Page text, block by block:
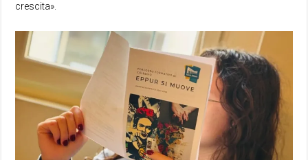
crescita».